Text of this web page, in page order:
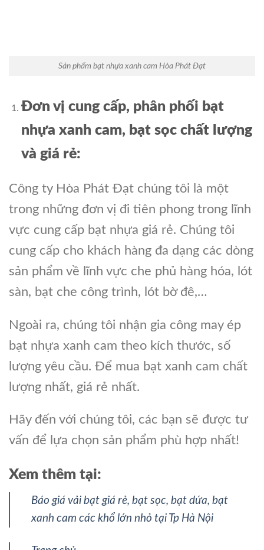
Sản phẩm bạt nhựa xanh cam Hòa Phát Đạt
Đơn vị cung cấp, phân phối bạt
nhựa xanh cam, bạt sọc chất lượng
và giá rẻ:
Công ty Hòa Phát Đạt chúng tôi là một
trong những đơn vị đi tiên phong trong lĩnh
vực cung cấp bạt nhựa giá rẻ. Chúng tôi
cung cấp cho khách hàng đa dạng các dòng
sản phẩm về lĩnh vực che phủ hàng hóa, lót
sàn, bạt che công trình, lót bờ đê,…
Ngoài ra, chúng tôi nhận gia công may ép
bạt nhựa xanh cam theo kích thước, số
lượng yêu cầu. Để mua bạt xanh cam chất
lượng nhất, giá rẻ nhất.
Hãy đến với chúng tôi, các bạn sẽ được tư
vấn để lựa chọn sản phẩm phù hợp nhất!
Xem thêm tại:
Báo giá vải bạt giá rẻ, bạt sọc, bạt dứa, bạt
xanh cam các khổ lớn nhỏ tại Tp Hà Nội